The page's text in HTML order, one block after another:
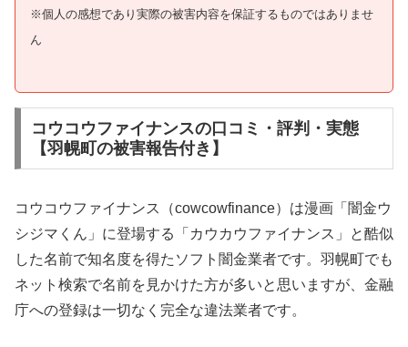
※個人の感想であり実際の被害内容を保証するものではありませ
ん
コウコウファイナンスの口コミ・評判・実態
【羽幌町の被害報告付き】
コウコウファイナンス（cowcowfinance）は漫画「闇金ウ
シジマくん」に登場する「カウカウファイナンス」と酷似
した名前で知名度を得たソフト闇金業者です。羽幌町でも
ネット検索で名前を見かけた方が多いと思いますが、金融
庁への登録は一切なく完全な違法業者です。